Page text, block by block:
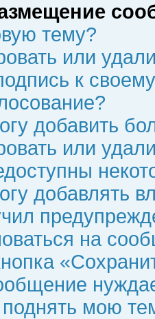
тему?
или
к
добавить
или
добавлять
на
мою